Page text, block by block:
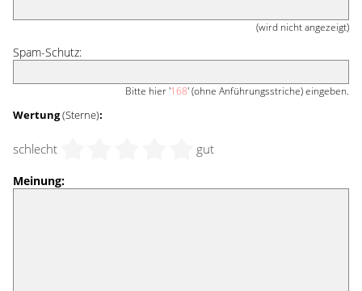
(wird nicht angezeigt)
Spam-Schutz:
Bitte hier '168' (ohne Anführungsstriche) eingeben.
Wertung(Sterne):
schlecht gut
Meinung: